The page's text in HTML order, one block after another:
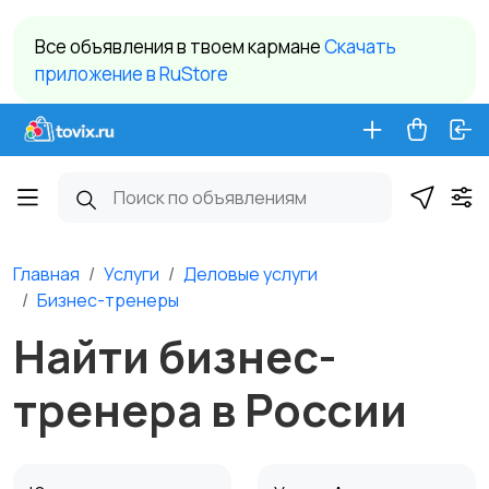
Все объявления в твоем карманеCкачать
приложение в RuStore
Главная Услуги
Деловые услуги
Бизнес-тренеры
Найти бизнес-
тренера в России